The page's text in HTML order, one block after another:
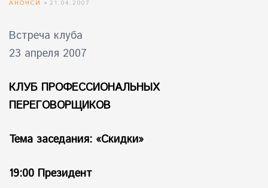
АНОНСИ 21.04.2007
Встреча клуба
23 апреля 2007
КЛУБ ПРОФЕССИОНАЛЬНЫХ
ПЕРЕГОВОРЩИКОВ
Тема заседания: «Скидки»
19:00 Президент